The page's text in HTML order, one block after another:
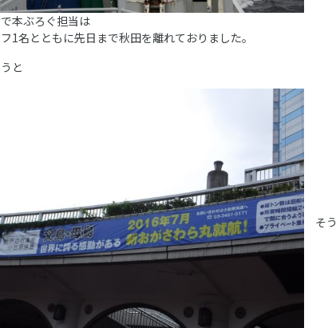
本ぶろぐ担当は
1名とともに先日まで秋田を離れておりました。
と
そう